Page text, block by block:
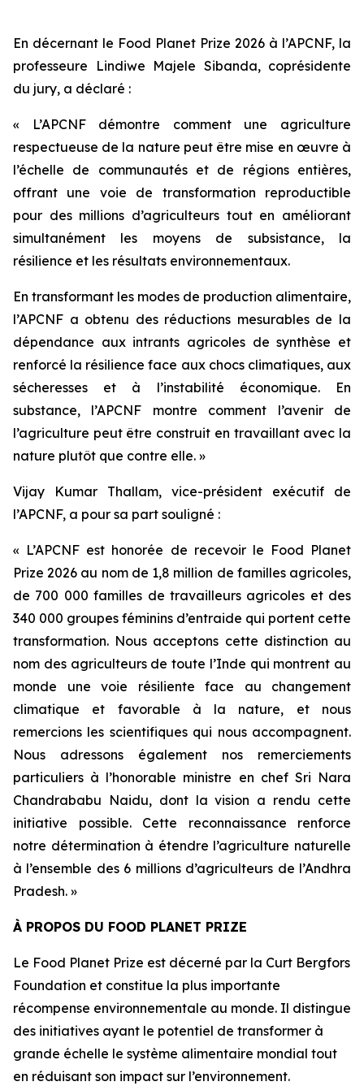
En décernant le Food Planet Prize 2026 à l’APCNF, la
professeure Lindiwe Majele Sibanda, coprésidente
du jury, a déclaré :
« L’APCNF démontre comment une agriculture
respectueuse de la nature peut être mise en œuvre à
l’échelle de communautés et de régions entières,
offrant une voie de transformation reproductible
pour des millions d’agriculteurs tout en améliorant
simultanément les moyens de subsistance, la
résilience et les résultats environnementaux.
En transformant les modes de production alimentaire,
l’APCNF a obtenu des réductions mesurables de la
dépendance aux intrants agricoles de synthèse et
renforcé la résilience face aux chocs climatiques, aux
sécheresses et à l’instabilité économique. En
substance, l’APCNF montre comment l’avenir de
l’agriculture peut être construit en travaillant avec la
nature plutôt que contre elle. »
Vijay Kumar Thallam, vice-président exécutif de
l’APCNF, a pour sa part souligné :
« L’APCNF est honorée de recevoir le Food Planet
Prize 2026 au nom de 1,8 million de familles agricoles,
de 700 000 familles de travailleurs agricoles et des
340 000 groupes féminins d’entraide qui portent cette
transformation. Nous acceptons cette distinction au
nom des agriculteurs de toute l’Inde qui montrent au
monde une voie résiliente face au changement
climatique et favorable à la nature, et nous
remercions les scientifiques qui nous accompagnent.
Nous adressons également nos remerciements
particuliers à l’honorable ministre en chef Sri Nara
Chandrababu Naidu, dont la vision a rendu cette
initiative possible. Cette reconnaissance renforce
notre détermination à étendre l’agriculture naturelle
à l’ensemble des 6 millions d’agriculteurs de l’Andhra
Pradesh. »
À PROPOS DU FOOD PLANET PRIZE
Le Food Planet Prize est décerné par la Curt Bergfors
Foundation et constitue la plus importante
récompense environnementale au monde. Il distingue
des initiatives ayant le potentiel de transformer à
grande échelle le système alimentaire mondial tout
en réduisant son impact sur l’environnement.